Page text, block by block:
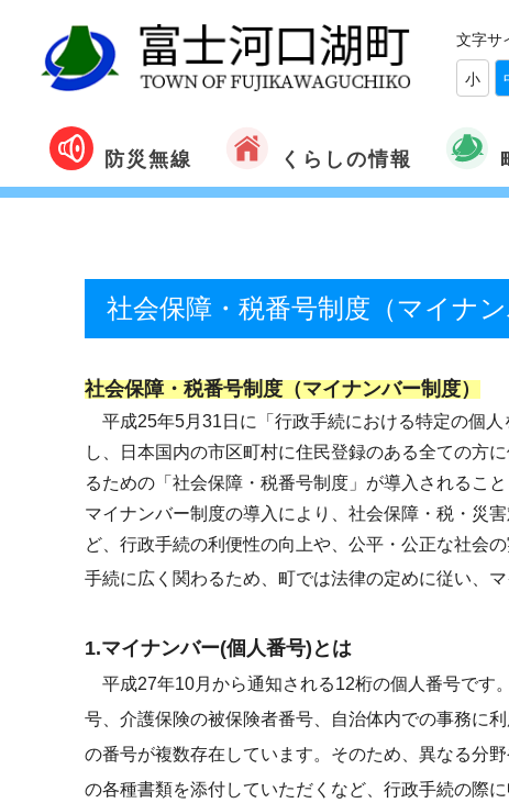
文字サ
小
防災無線 くらしの情報
社会保障・税番号制度（マイナ
社会保障・税番号制度（マイナンバー制度）
平成25年5月31日に「行政手続における特定の個
し、日本国内の市区町村に住民登録のある全ての方
るための「社会保障・税番号制度」が導入されること
マイナンバー制度の導入により、社会保障・税・災
ど、行政手続の利便性の向上や、公平・公正な社会
手続に広く関わるため、町では法律の定めに従い、
1.マイナンバー(個人番号)とは
平成27年10月から通知される12桁の個人番号です
号、介護保険の被保険者番号、自治体内での事務に
の番号が複数存在しています。そのため、異なる分
の各種書類を添付していただくなど、行政手続の際